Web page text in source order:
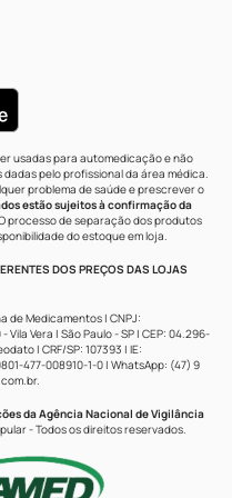
usadas para automedicação e não
pelo profissional da área médica.
problema de saúde e prescrever o
estão sujeitos à confirmação da
processo de separação dos produtos
do estoque em loja.
DOS PREÇOS DAS LOJAS
de Medicamentos | CNPJ:
Vera | São Paulo - SP | CEP: 04.296-
| CRF/SP: 107393 | IE:
477-008910-1-0 | WhatsApp: (47) 9
.
da Agência Nacional de Vigilância
- Todos os direitos reservados.